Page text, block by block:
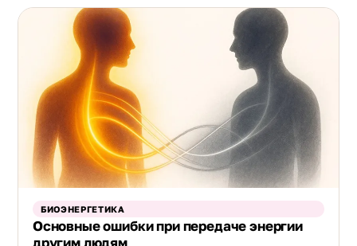
БИОЭНЕРГЕТИКА
Основные ошибки при передаче энергии
другим людям